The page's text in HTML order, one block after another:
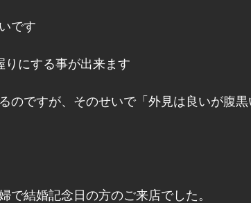
です
にする事が出来ます
のですが、そのせいで「外見は良いが腹黒
で結婚記念日の方のご来店でした。